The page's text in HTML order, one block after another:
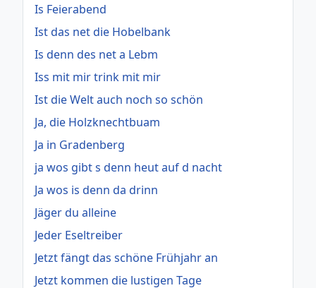
Is Feierabend
Ist das net die Hobelbank
Is denn des net a Lebm
Iss mit mir trink mit mir
Ist die Welt auch noch so schön
Ja, die Holzknechtbuam
Ja in Gradenberg
ja wos gibt s denn heut auf d nacht
Ja wos is denn da drinn
Jäger du alleine
Jeder Eseltreiber
Jetzt fängt das schöne Frühjahr an
Jetzt kommen die lustigen Tage